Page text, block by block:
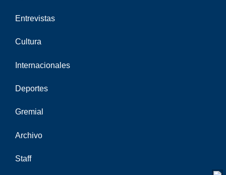
Entrevistas
Cultura
Internacionales
Deportes
Gremial
Archivo
Staff